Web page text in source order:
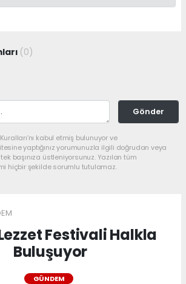
(0)
Gönder
kabul etmiş bulunuyor ve
yaptığınız yorumunuzla ilgili doğrudan veya
başınıza üstleniyorsunuz. Yazılan tüm
hiçbir şekilde sorumlu tutulamaz.
Festivali Halkla
Buluşuyor
GÜNDEM